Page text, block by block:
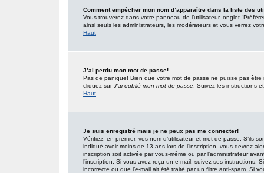
Comment empêcher mon nom d’apparaître dans la liste des
Vous trouverez dans votre panneau de l’utilisateur, onglet
ainsi seuls les administrateurs, les modérateurs et vous verrez
Haut
J’ai perdu mon mot de passe!
Pas de panique! Bien que votre mot de passe ne puisse pas
cliquez surJ’ai oublié mon mot de passe . Suivez les instructions
Haut
Je suis enregistré mais je ne peux pas me connecter!
Vérifiez, en premier, vos nom d’utilisateur et mot de passe. S’ils
indiqué avoir moins de 13 ans lors de l’inscription, vous devrez
inscription soit activée par vous-même ou par l’administrateur
l’inscription. Si vous avez reçu un e-mail, suivez ses instructions.
incorrecte ou que l’e-mail ait été traité par un filtre anti-spam. Si